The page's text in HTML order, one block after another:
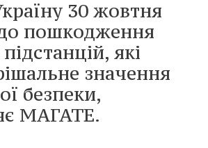
30 жовтня
пошкодження
які
значення
безпеки,
МАГАТЕ.